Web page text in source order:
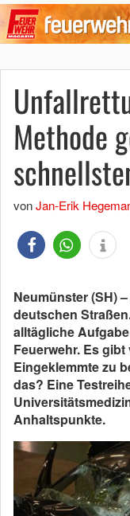
Methode
vonJan-Erik
Neumünster (SH)
deutschen
alltägliche
Feuerwehr. Es
Eingeklemmte zu
das? Eine
Anhaltspunkte.